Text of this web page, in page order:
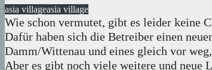
asia villageasia village
Wie schon vermutet, gibt es leider keine
Dafür haben sich die Betreiber einen
Damm/Wittenau und eines gleich vor
Aber es gibt noch viele weitere und neue